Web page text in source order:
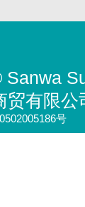
贸有限
号